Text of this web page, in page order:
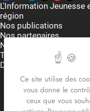
Ce site utilise des
vous donne le
ceux que vous
L'Information Jeunesse
région
Nos publications
Nos partenaires
Nous contacter
Thématiques
Dispositifs et aides
Accueil du lundi au
9h-12h30 / 13h30 -
2 rue Edouard
59800 Lille